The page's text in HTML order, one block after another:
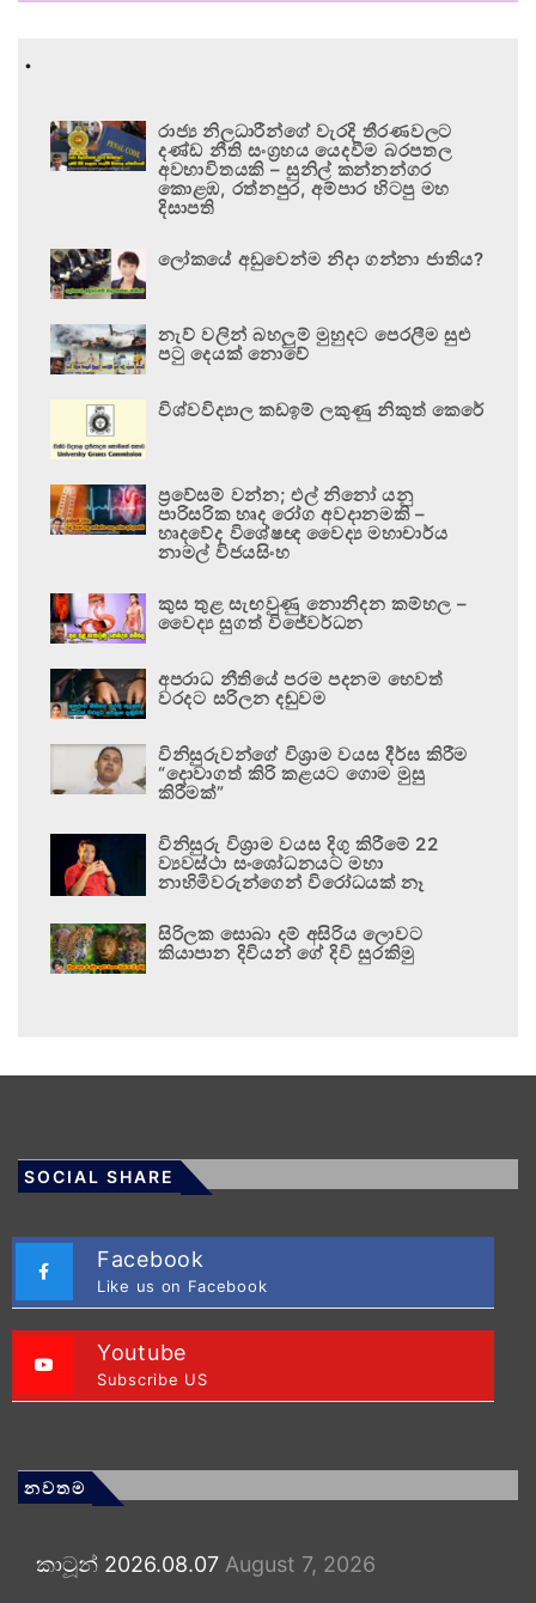
.
රාජ්‍ය නිලධාරීන්ගේ වැරදි තීරණවලට
දණ්ඩ නීති සංග්‍රහය යෙදවීම බරපතල
අවභාවිතයකි – සුනිල් කන්නන්ගර
කොළඹ, රත්නපුර, අම්පාර හිටපු මහ
දිසාපති
ලෝකයේ අඩුවෙන්ම නිදා ගන්නා ජාතිය?
නැව් වලින් බහලුම් මුහුදට පෙරලීම සුළු
පටු දෙයක් නොවේ
විශ්වවිද්‍යාල කඩඉම් ලකුණු නිකුත් කෙරේ
ප්‍රවේසම් වන්න; එල් නිනෝ යනු
පාරිසරික හෘද රෝග අවදානමකි –
හෘදවේද විශේෂඥ වෛද්‍ය මහාචාර්ය
නාමල් විජයසිංහ
කුස තුළ සැඟවුණු නොනිදන කම්හල –
වෛද්‍ය සුගත් විජේවර්ධන
අපරාධ නීතියේ පරම පදනම හෙවත්
වරදට සරිලන දඬුවම
විනිසුරුවන්ගේ විශ්‍රාම වයස දීර්ඝ කිරීම
“දොවාගත් කිරි කළයට ගොම මුසු
කිරීමක්”
විනිසුරු විශ්‍රාම වයස දිගු කිරීමේ 22
ව්‍යවස්ථා සංශෝධනයට මහා
නාහිමිවරුන්ගෙන් විරෝධයක් නෑ
සිරිලක සොබා දම් අසිරිය ලොවට
කියාපාන දිවියන් ගේ දිවි සුරකිමු
SOCIAL SHARE
Facebook
Like us on Facebook
Youtube
Subscribe US
නවතම
කාටූන් 2026.08.07 August 7, 2026